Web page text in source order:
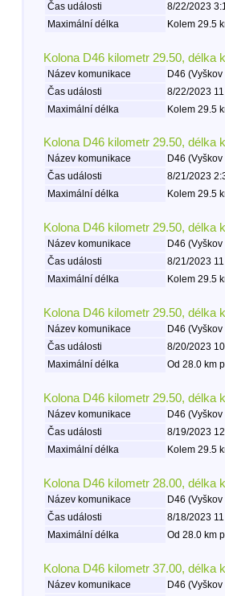
Čas události
8/22/2023
Maximální délka
Kolem 29.5
Kolona D46 kilometr 29.50, délka
Název komunikace
D46
Čas události
8/22/2023
Maximální délka
Kolem 29.5
Kolona D46 kilometr 29.50, délka
Název komunikace
D46
Čas události
8/21/2023
Maximální délka
Kolem 29.5
Kolona D46 kilometr 29.50, délka
Název komunikace
D46
Čas události
8/21/2023
Maximální délka
Kolem 29.5
Kolona D46 kilometr 29.50, délka
Název komunikace
D46
Čas události
8/20/2023
Maximální délka
Od 28.0 km
Kolona D46 kilometr 29.50, délka
Název komunikace
D46
Čas události
8/19/2023
Maximální délka
Kolem 29.5
Kolona D46 kilometr 28.00, délka
Název komunikace
D46
Čas události
8/18/2023
Maximální délka
Od 28.0 km
Kolona D46 kilometr 37.00, délka
Název komunikace D46